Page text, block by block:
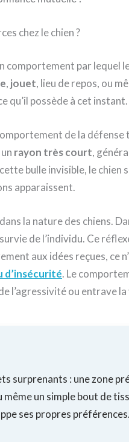
chez le chien ?
par lequel
, jouet, lieu de repos, ou
qu’il possède à cet instant.
de la
rayon très court,
bulle invisible, le chien
apparaissent.
la nature des chiens.
de l’individu. Ce
aux idées reçues, ce
d’insécurité. Le
l’agressivité ou entrave
surprenants : une zone
même un simple bout de
ses propres préférences.